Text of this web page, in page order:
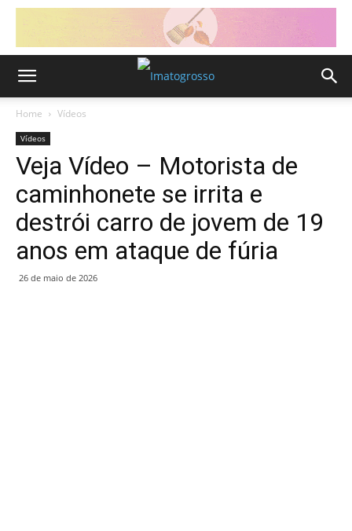
Home Vídeos
Vídeos
Veja Vídeo – Motorista de
caminhonete se irrita e
destrói carro de jovem de 19
anos em ataque de fúria
26 de maio de 2026